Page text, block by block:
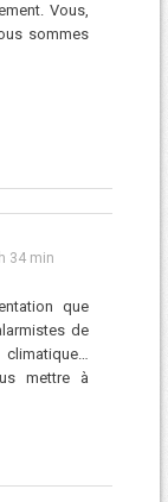
Vous,
sommes
34 min
que
de
mettre à